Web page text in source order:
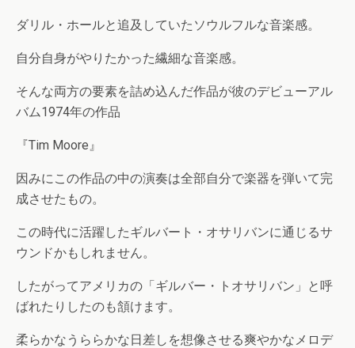
ダリル・ホールと追及していたソウルフルな音楽感。
自分自身がやりたかった繊細な音楽感。
そんな両方の要素を詰め込んだ作品が彼のデビューアル
バム1974年の作品
『Tim Moore』
因みにこの作品の中の演奏は全部自分で楽器を弾いて完
成させたもの。
この時代に活躍したギルバート・オサリバンに通じるサ
ウンドかもしれません。
したがってアメリカの「ギルバー・トオサリバン」と呼
ばれたりしたのも頷けます。
柔らかなうららかな日差しを想像させる爽やかなメロデ